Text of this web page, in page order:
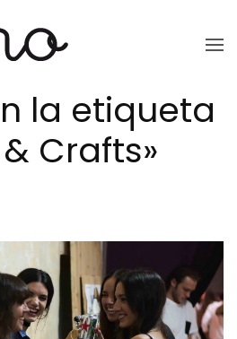
la etiqueta
Crafts»